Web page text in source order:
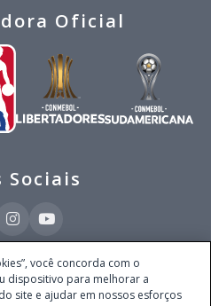
Oficial
Sociais
LTDA (CNPJ 52.868.380/0001-84), com
Lima, nº 4.055, 3º andar, Itaim Bibi, no
você concorda com o
dispositivo para melhorar a
site e ajudar em nossos esforços